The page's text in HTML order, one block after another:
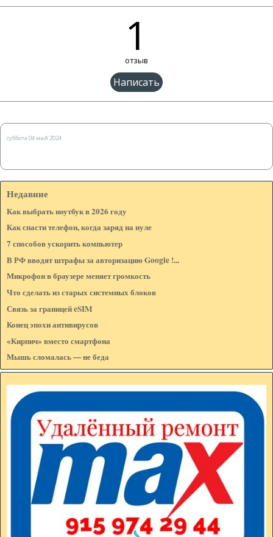
1
отзыв
Веб-сайт: (Если есть)
E-mail: (не показывается на странице)*
Сообщение:*
суббота 04 май 2024
Недавние
Как выбрать ноутбук в 2026 году
Как спасти телефон, когда заряд на нуле
7 способов ускорить компьютер
В РФ вводят штрафы за авторизацию Google !...
Микрофон в браузере меняет громкость
Что сделать из старых системных блоков
Связь за границей eSIM
Конец эпохи антивирусов
«Кирпич» вместо смартфона
Мышь сломалась — не беда